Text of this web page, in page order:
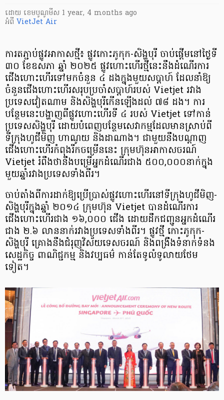
ដោយ ​ ខេមបូណូមីស 1 year, 4 months ago
អំពី VietJet Air
ការតភ្ជាប់ផ្លូវអាកាសថ្មី៖ ផ្លូវកោះភូកុក-សិង្ហបុរី ចាប់ផ្តើមនៅថ្ងៃទី
៣០ ខែឧសភា ឆ្នាំ ២០២៥ ផ្លូវហោះហើរថ្មីនេះនឹងដំណើរការ
ជើងហោះហើរទៅមកចំនួន ៤ ដងក្នុងមួយសប្តាហ៍ ដែលនាំឱ្យ
ចំនួនជើងហោះហើរសរុបប្រចាំសប្តាហ៍របស់ Vietjet រវាង
ប្រទេសវៀតណាម និងសិង្ហបុរីកើនឡើងដល់ ៧៨ ដង។ ការ
បន្ថែមនេះបង្ហាញពីផ្លូវហោះហើរទី ៤ របស់ Vietjet ទៅកាន់
ប្រទេសសិង្ហបុរី ដោយបំពេញបន្ថែមសេវាកម្មដែលមានស្រាប់ពី
ទីក្រុងហូជីមិញ ហាណូយ និងដាណាង។ ជាមួយនឹងបណ្តាញ
ជើងហោះហើរកំពុងរីកចម្រើននេះ ក្រុមហ៊ុនអាកាសចរណ៍
Vietjet រំពឹងថានឹងបម្រើអ្នកដំណើរជាង ៥០០,០០០នាក់ក្នុង
មួយឆ្នាំរវាងប្រទេសទាំងពីរ។
ចាប់តាំងពីការដាក់ឱ្យប្រើប្រាស់ផ្លូវហោះហើរនៅទីក្រុងហូជីមិញ-
សិង្ហបុរីក្នុងឆ្នាំ ២០១៤ ក្រុមហ៊ុន Vietjet បានដំណើរការ
ជើងហោះហើរជាង ១៦,០០០ ជើង ដោយដឹកជញ្ជូនអ្នកដំណើរ
ជាង ២.៦ លាននាក់រវាងប្រទេសទាំងពីរ។ ផ្លូវថ្មី កោះភូកុក-
សិង្ហបុរី គ្រោងនឹងជំរុញវិស័យទេសចរណ៍ និងពង្រឹងទំនាក់ទំនង
សេដ្ឋកិច្ច ពាណិជ្ជកម្ម និងវប្បធម៌ កាន់តែទូលំទូលាយថែម
ទៀត។